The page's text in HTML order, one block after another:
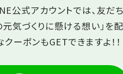
公式アカウントでは、友だ
気づくりに懸ける想い」を
クーポンもGETできますよ！！